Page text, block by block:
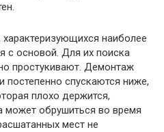
наиболее
с основой. Для их поиска
простукивают. Демонтаж
постепенно спускаются ниже,
плохо держится,
может обрушиться во время
мест не